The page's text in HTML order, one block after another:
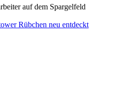
auf dem Spargelfeld
Rübchen neu entdeckt